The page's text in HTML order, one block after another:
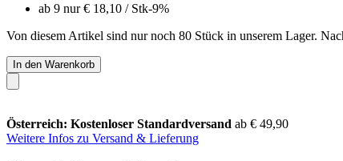
ab 9 nur€ 18,10 / Stk-9%
Von diesem Artikel sind nur noch 80 Stück in unserem Lager.
In den Warenkorb
Österreich: Kostenloser Standardversand ab € 49,90
Weitere Infos zu Versand & Lieferung